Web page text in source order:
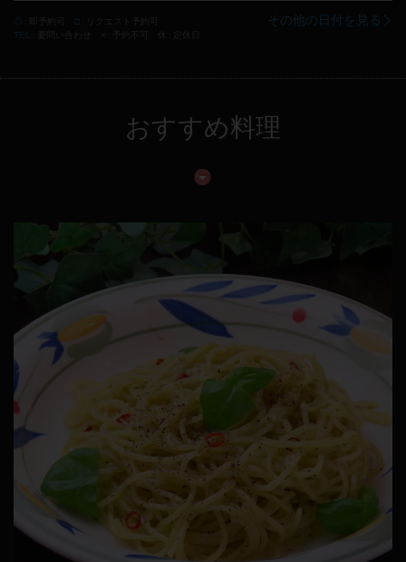
□
TEL
要問い合わせ 休 定休日
その他の日付を見る
おすすめ料理